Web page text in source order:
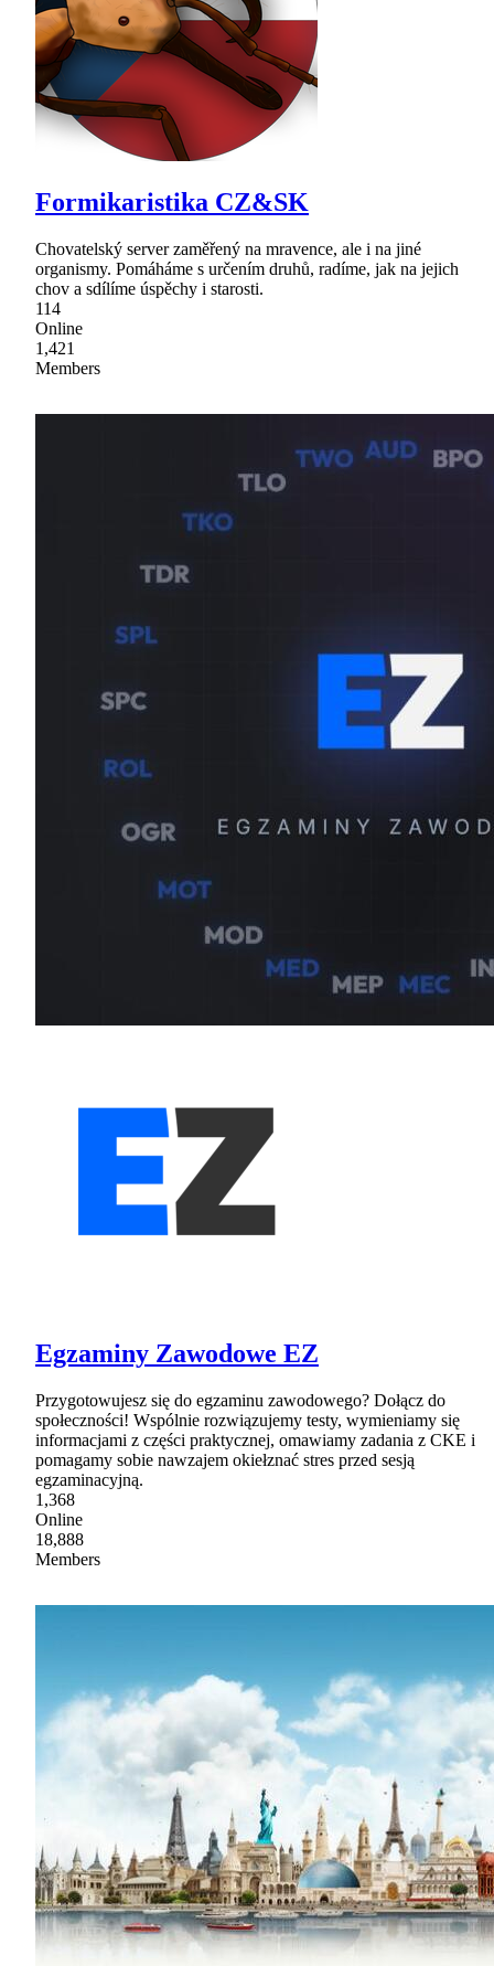
Formikaristika CZ&SK
Chovatelský server zaměřený na mravence, ale i na jiné
organismy. Pomáháme s určením druhů, radíme, jak na jejich
chov a sdílíme úspěchy i starosti.
114
Online
1,421
Members
Egzaminy Zawodowe EZ
Przygotowujesz się do egzaminu zawodowego? Dołącz do
społeczności! Wspólnie rozwiązujemy testy, wymieniamy się
informacjami z części praktycznej, omawiamy zadania z CKE i
pomagamy sobie nawzajem okiełznać stres przed sesją
egzaminacyjną.
1,368
Online
18,888
Members